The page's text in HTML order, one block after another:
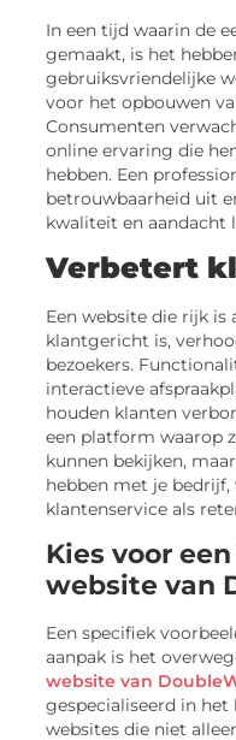
In een tijd waarin de
gemaakt, is het
gebruiksvriendelijke
voor het opbouwen
Consumenten
online ervaring die
hebben. Een
betrouwbaarheid uit
kwaliteit en aandacht
Verbetert
Een website die rijk is
klantgericht is,
bezoekers.
interactieve
houden klanten
een platform waarop
kunnen bekijken,
hebben met je bedrijf,
klantenservice als
Kies voor
website van
Een specifiek
aanpak is het
website van
gespecialiseerd in het
websites die niet